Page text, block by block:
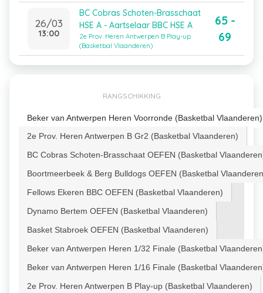
26/03
13:00
BC Cobras Schoten-Brasschaat
HSE A - Aartselaar BBC HSE A
2e Prov. Heren Antwerpen B Play-up
(Basketbal Vlaanderen)
65 -
69
RANGSCHIKKING
Beker van Antwerpen Heren Voorronde (Basketbal Vlaanderen)
2e Prov. Heren Antwerpen B Gr2 (Basketbal Vlaanderen)
BC Cobras Schoten-Brasschaat OEFEN (Basketbal
Boortmeerbeek & Berg Bulldogs OEFEN (Basketbal
Fellows Ekeren BBC OEFEN (Basketbal Vlaanderen)
Dynamo Bertem OEFEN (Basketbal Vlaanderen)
Basket Stabroek OEFEN (Basketbal Vlaanderen)
Beker van Antwerpen Heren 1/32 Finale (Basketbal
Beker van Antwerpen Heren 1/16 Finale (Basketbal
2e Prov. Heren Antwerpen B Play-up (Basketbal Vlaanderen)